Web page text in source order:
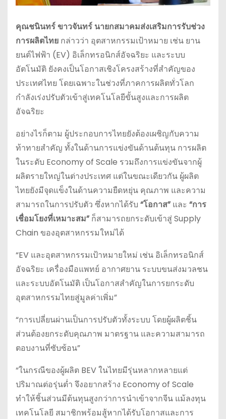
คุณชนินทร์ ขาวจันทร์ นายกสมาคมส่งเสริมการรับช่วง
การผลิตไทย กล่าวว่า อุตสาหกรรมเป้าหมาย เช่น ยาน
ยนต์ไฟฟ้า (EV) อิเล็กทรอนิกส์อัจฉริยะ และระบบ
อัตโนมัติ ยังคงเป็นโอกาสเชิงโครงสร้างที่สำคัญของ
ประเทศไทย โดยเฉพาะในช่วงที่ภาคการผลิตทั่วโลก
กำลังเร่งปรับตัวเข้าสู่เทคโนโลยีขั้นสูงและการผลิต
อัจฉริยะ
อย่างไรก็ตาม ผู้ประกอบการไทยยังต้องเผชิญกับความ
ท้าทายสำคัญ ทั้งในด้านการแข่งขันด้านต้นทุน การผลิต
ในระดับ Economy of Scale รวมถึงการแข่งขันจากผู้
ผลิตรายใหญ่ในต่างประเทศ แต่ในขณะเดียวกัน ผู้ผลิต
ไทยยังมีจุดแข็งในด้านความยืดหยุ่น คุณภาพ และความ
สามารถในการปรับตัว ซึ่งหากได้รับ “โอกาส”และ “การ
เชื่อมโยงที่เหมาะสม”ก็สามารถยกระดับเข้าสู่ Supply
Chain ของอุตสาหกรรมใหม่ได้
“EV และอุตสาหกรรมเป้าหมายใหม่ เช่น อิเล็กทรอนิกส์
อัจฉริยะ เครื่องมือแพทย์ อากาศยาน ระบบขนส่งมวลชน
และระบบอัตโนมัติ เป็นโอกาสสำคัญในการยกระดับ
อุตสาหกรรมไทยสู่มูลค่าเพิ่ม”
“การเปลี่ยนผ่านเป็นการปรับตัวทั้งระบบ โดยผู้ผลิตชิ้น
ส่วนต้องยกระดับคุณภาพ มาตรฐาน และความสามารถ
ตอบงานที่ซับซ้อน”
“ในกรณีของผู้ผลิต BEV ในไทยมีรุ่นหลากหลายแต่
ปริมาณต่อรุ่นต่ำ จึงอยากสร้าง Economy of Scale
ทำให้ชิ้นส่วนมีต้นทุนสูงกว่าการนำเข้าจากจีน แม้ลงทุน
เทคโนโลยี สมาชิกพร้อมสู้หากได้รับโอกาสและการ